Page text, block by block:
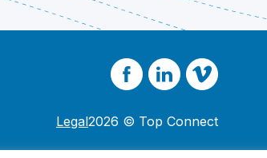
Legal2026 © Top Connect